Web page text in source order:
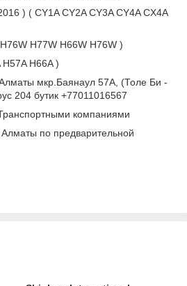
) ( CY1A CY2A CY3A CY4A CX4A
H77W H66W H76W )
H66A )
мкр.Баянаул 57А, (Толе Би -
204 бутик +77011016567
компаниями
по предварительной